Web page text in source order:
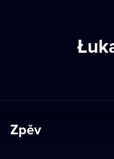
Zpěv